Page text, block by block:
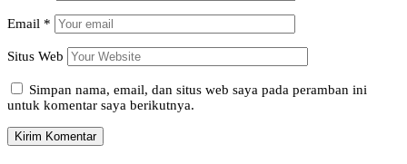
Email *
Situs Web
Simpan nama, email, dan situs web saya pada peramban ini
untuk komentar saya berikutnya.